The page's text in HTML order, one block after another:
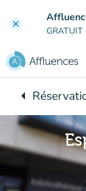
clear
GRATUIT
arrow_leftRetour à :